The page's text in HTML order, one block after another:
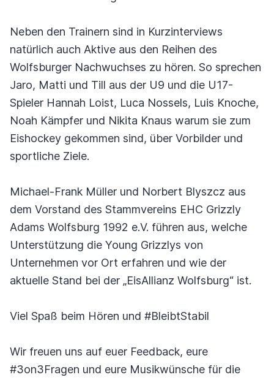
Neben den Trainern sind in Kurzinterviews
natürlich auch Aktive aus den Reihen des
Wolfsburger Nachwuchses zu hören. So sprechen
Jaro, Matti und Till aus der U9 und die U17-
Spieler Hannah Loist, Luca Nossels, Luis Knoche,
Noah Kämpfer und Nikita Knaus warum sie zum
Eishockey gekommen sind, über Vorbilder und
sportliche Ziele.
Michael-Frank Müller und Norbert Blyszcz aus
dem Vorstand des Stammvereins EHC Grizzly
Adams Wolfsburg 1992 e.V. führen aus, welche
Unterstützung die Young Grizzlys von
Unternehmen vor Ort erfahren und wie der
aktuelle Stand bei der „EisAllianz Wolfsburg“ ist.
Viel Spaß beim Hören und #BleibtStabil
Wir freuen uns auf euer Feedback, eure
#3on3Fragen und eure Musikwünsche für die